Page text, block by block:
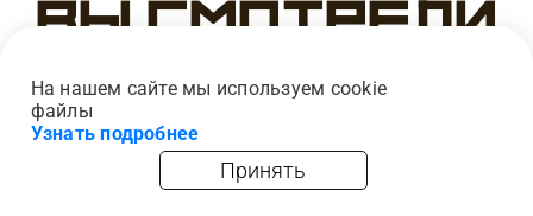
Вы смотрели
На нашем сайте мы используем cookie
файлы
Узнать подробнее
Принять